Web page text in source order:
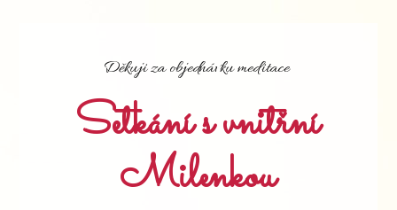
Děkuji za objednávku meditace
Setkání s vnitřní
Milenkou